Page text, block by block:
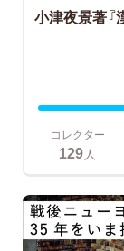
小津夜景著
コレクター
129人